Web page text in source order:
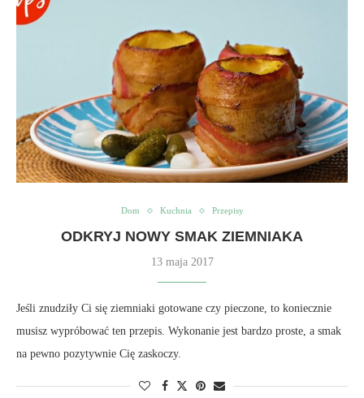
Dom Kuchnia Przepisy
ODKRYJ NOWY SMAK ZIEMNIAKA
13 maja 2017
Jeśli znudziły Ci się ziemniaki gotowane czy pieczone, to koniecznie
musisz wypróbować ten przepis. Wykonanie jest bardzo proste, a smak
na pewno pozytywnie Cię zaskoczy.